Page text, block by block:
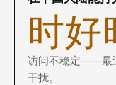
时好
访问不稳定——最
干扰。